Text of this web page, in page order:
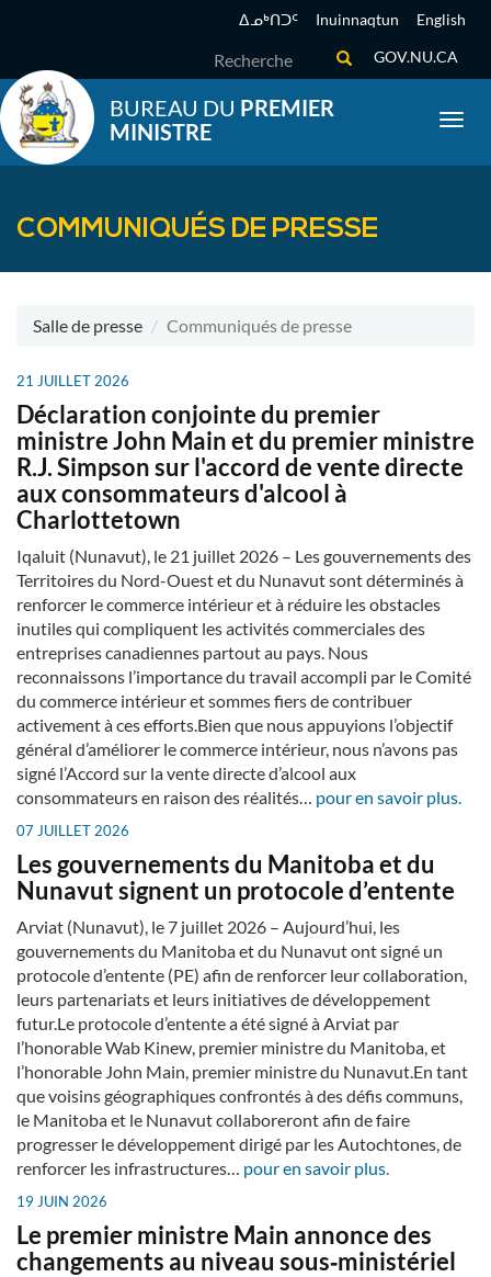
principal
English
ᐃᓄᒃᑎᑐᑦ
Inuinnaqtun
GOV.NU.CA
Recherche
BUREAU DU PREMIER
MINISTRE
COMMUNIQUÉS DE PRESSE
Salle de presse Communiqués de presse
21 JUILLET 2026
Déclaration conjointe du premier
ministre John Main et du premier ministre
R.J. Simpson sur l'accord de vente directe
aux consommateurs d'alcool à
Charlottetown
Iqaluit (Nunavut), le 21 juillet 2026 – Les gouvernements des
Territoires du Nord-Ouest et du Nunavut sont déterminés à
renforcer le commerce intérieur et à réduire les obstacles
inutiles qui compliquent les activités commerciales des
entreprises canadiennes partout au pays. Nous
reconnaissons l’importance du travail accompli par le Comité
du commerce intérieur et sommes fiers de contribuer
activement à ces efforts.Bien que nous appuyions l’objectif
général d’améliorer le commerce intérieur, nous n’avons pas
signé l’Accord sur la vente directe d’alcool aux
consommateurs en raison des réalités… pour en savoir plus.
07 JUILLET 2026
Les gouvernements du Manitoba et du
Nunavut signent un protocole d’entente
Arviat (Nunavut), le 7 juillet 2026 – Aujourd’hui, les
gouvernements du Manitoba et du Nunavut ont signé un
protocole d’entente (PE) afin de renforcer leur collaboration,
leurs partenariats et leurs initiatives de développement
futur.Le protocole d’entente a été signé à Arviat par
l’honorable Wab Kinew, premier ministre du Manitoba, et
l’honorable John Main, premier ministre du Nunavut.En tant
que voisins géographiques confrontés à des défis communs,
le Manitoba et le Nunavut collaboreront afin de faire
progresser le développement dirigé par les Autochtones, de
renforcer les infrastructures… pour en savoir plus.
19 JUIN 2026
Le premier ministre Main annonce des
changements au niveau sous‑ministériel